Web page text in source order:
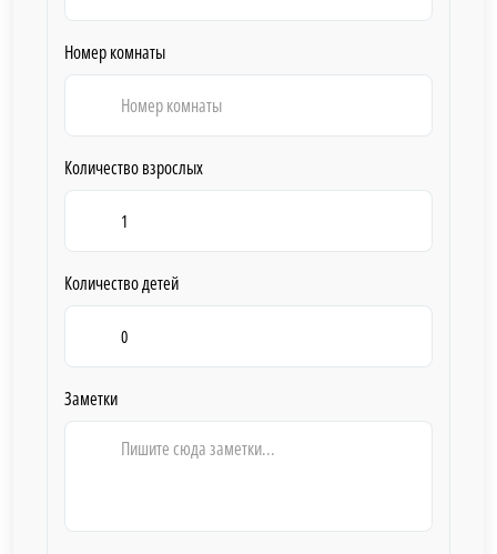
Номер комнаты
Количество взрослых
Количество детей
Заметки